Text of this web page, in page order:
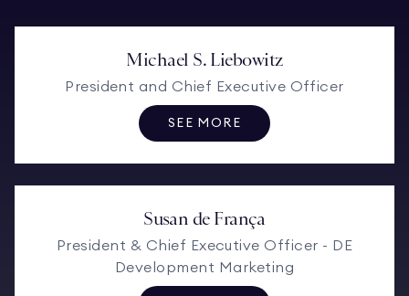
Michael S. Liebowitz
President and Chief Executive Officer
SEE MORE
Susan de França
President & Chief Executive Officer - DE
Development Marketing